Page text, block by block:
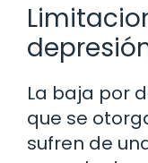
La baja por
que se
sufren de